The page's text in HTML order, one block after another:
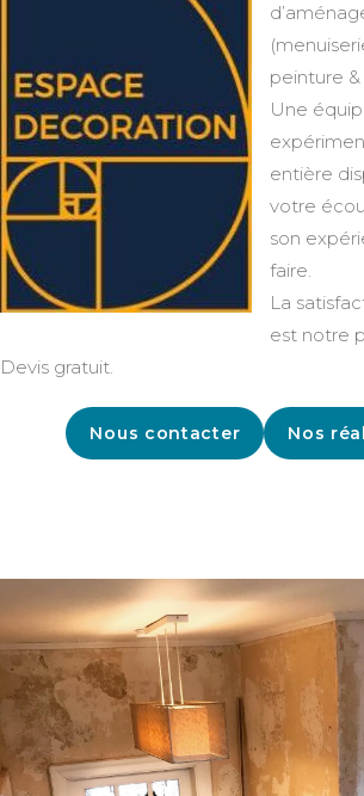
peinture
Une
entière
votre
son
faire.
La
est notre
Devis gratuit.
Nous contacter Nos